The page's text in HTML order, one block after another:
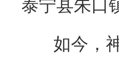
泰宁县朱口
如今，